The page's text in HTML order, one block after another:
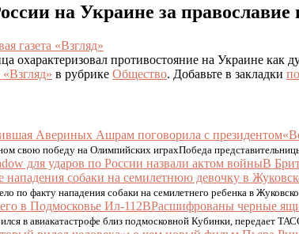
на Украине за православие
газета «Взгляд»
охарактеризовал противостояние на Украине как
«Взгляд» в рубрике Общество. Добавьте в закладки
свою победу на Олимпийских играхПобеда
В
по факту нападения собаки на семилетнего ребенка в
Расшифрованы черные
в авиакатастрофе близ подмосковной Кубинки, передает